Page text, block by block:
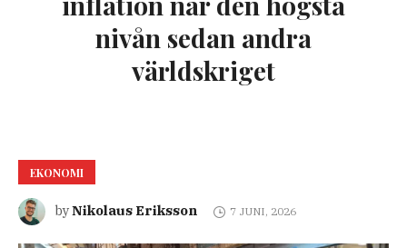
nivån sedan andra
världskriget
EKONOMI
byNikolaus Eriksson 7 JUNI, 2026